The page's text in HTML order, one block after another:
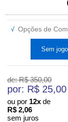
√ Opções de
Sem
de: R$350,00
por: R$ 25,00
ou por 12x de
R$ 2,06
sem juros